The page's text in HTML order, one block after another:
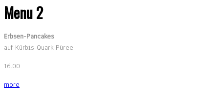
Menu 2
Erbsen-Pancakes
auf Kürbis-Quark Püree
16.00
more